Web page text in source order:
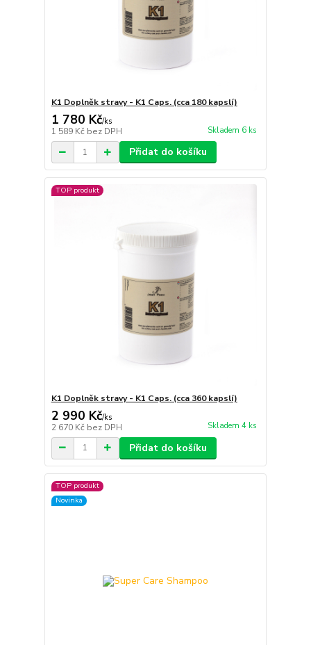
K1 Doplněk stravy - K1 Caps. (cca 180 kapslí)
1 780 Kč/ks
1 589 Kč bez DPH Skladem 6 ks
Přidat do košíku
TOP produkt
K1 Doplněk stravy - K1 Caps. (cca 360 kapslí)
2 990 Kč/ks
2 670 Kč bez DPH Skladem 4 ks
Přidat do košíku
TOP produkt
Novinka